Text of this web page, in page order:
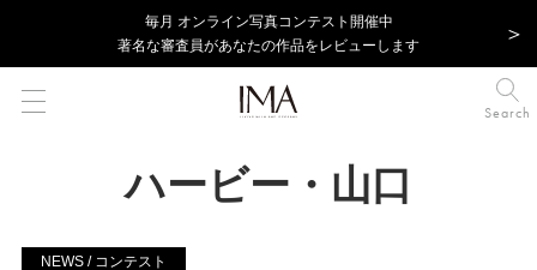
毎⽉ オンライン写真コンテスト開催中
著名な審査員があなたの作品をレビューします
Search
ハービー・山口
NEWS / コンテスト